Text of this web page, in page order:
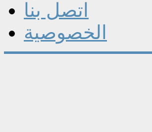
اتصل بنا
الخصوصية